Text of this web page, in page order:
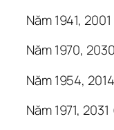
Năm 1941,
Năm 1970,
Năm 1954,
Năm 1971,